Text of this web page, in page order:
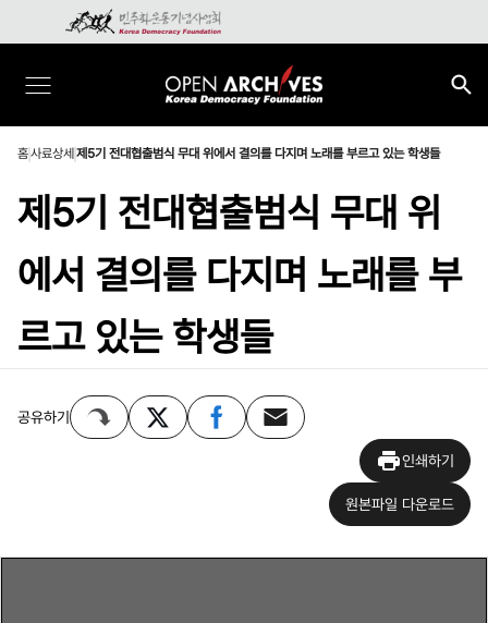
홈사료상세 제5기 전대협출범식 무대 위에서 결의를 다지며 노래를 부르고 있는 학생들
제5기 전대협출범식 무대 위
에서 결의를 다지며 노래를 부
르고 있는 학생들
공유하기
인쇄하기
원본파일 다운로드